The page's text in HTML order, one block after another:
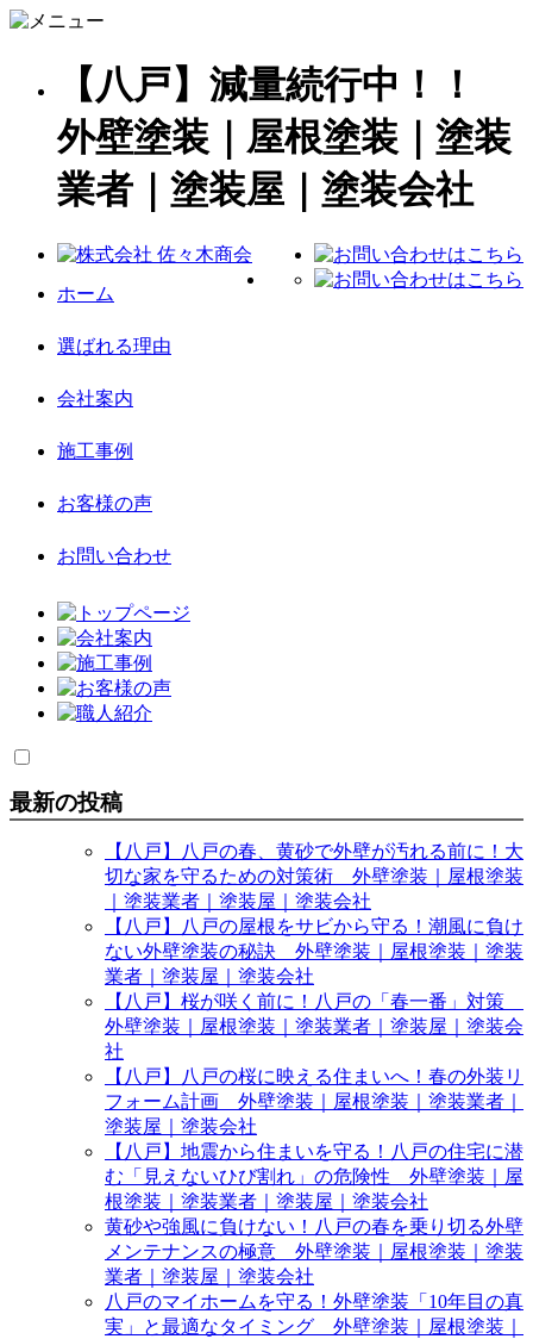
【八戸】減量続行中！！
外壁塗装｜屋根塗装｜塗装
業者｜塗装屋｜塗装会社
ホーム
選ばれる理由
会社案内
施工事例
お客様の声
お問い合わせ
最新の投稿
【八戸】八戸の春、黄砂で外壁が汚れる前に！大
切な家を守るための対策術 外壁塗装｜屋根塗装
｜塗装業者｜塗装屋｜塗装会社
【八戸】八戸の屋根をサビから守る！潮風に負け
ない外壁塗装の秘訣 外壁塗装｜屋根塗装｜塗装
業者｜塗装屋｜塗装会社
【八戸】桜が咲く前に！八戸の「春一番」対策
外壁塗装｜屋根塗装｜塗装業者｜塗装屋｜塗装会
社
【八戸】八戸の桜に映える住まいへ！春の外装リ
フォーム計画 外壁塗装｜屋根塗装｜塗装業者｜
塗装屋｜塗装会社
【八戸】地震から住まいを守る！八戸の住宅に潜
む「見えないひび割れ」の危険性 外壁塗装｜屋
根塗装｜塗装業者｜塗装屋｜塗装会社
黄砂や強風に負けない！八戸の春を乗り切る外壁
メンテナンスの極意 外壁塗装｜屋根塗装｜塗装
業者｜塗装屋｜塗装会社
八戸のマイホームを守る！外壁塗装「10年目の真
実」と最適なタイミング 外壁塗装｜屋根塗装｜